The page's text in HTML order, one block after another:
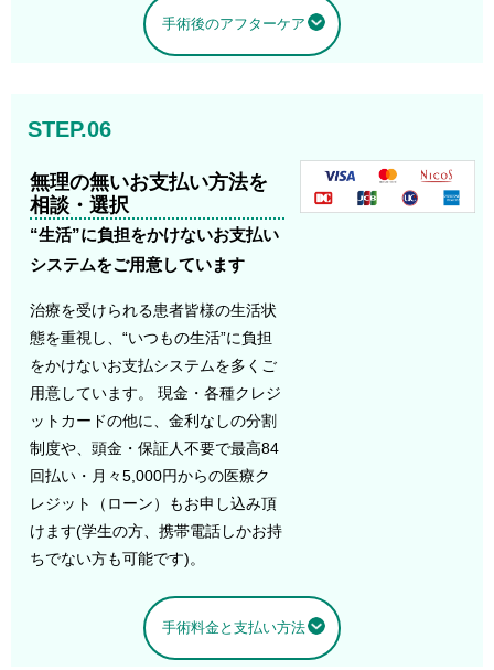
手術後のアフターケア
STEP.06
無理の無いお支払い方法を
相談・選択
“生活”に負担をかけないお支払い
システムをご用意しています
治療を受けられる患者皆様の生活状
態を重視し、“いつもの生活”に負担
をかけないお支払システムを多くご
用意しています。 現金・各種クレジ
ットカードの他に、金利なしの分割
制度や、頭金・保証人不要で最高84
回払い・月々5,000円からの医療ク
レジット（ローン）もお申し込み頂
けます(学生の方、携帯電話しかお持
ちでない方も可能です)。
手術料金と支払い方法